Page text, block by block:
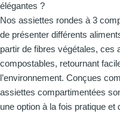
élégantes ?
Nos assiettes rondes à 3
de présenter différents
partir de fibres végétales, ces
compostables, retournant
l’environnement. Conçues
assiettes compartimentées
une option à la fois pratique et